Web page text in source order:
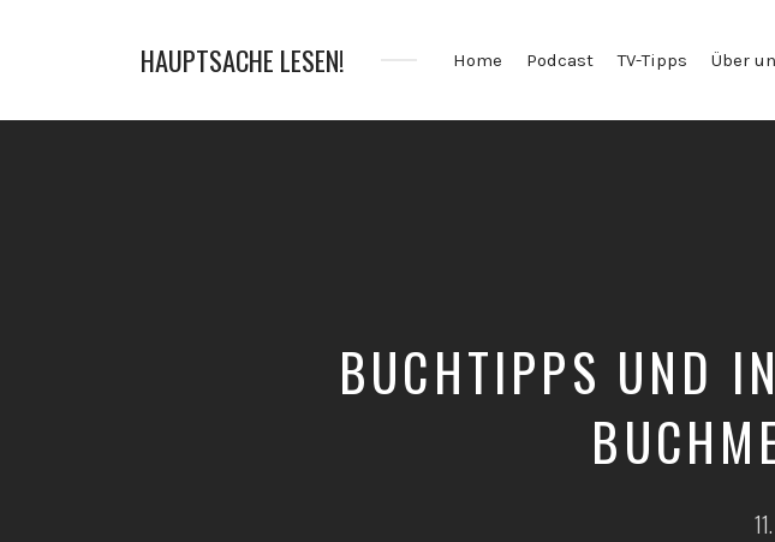
HAUPTSACHE LESEN! Home Podcast TV-Tipps Über
BUCHTIPPS UND